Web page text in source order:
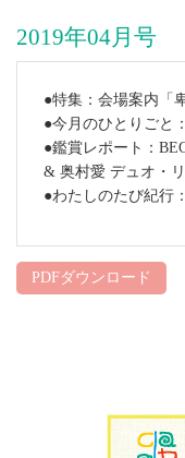
2019年04月号
●特集：会場案内「
●今月のひとりごと
●鑑賞レポート：
& 奥村愛 デュオ・
●わたしのたび紀
PDFダウンロード